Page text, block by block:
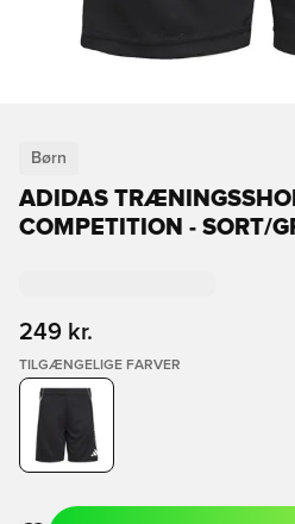
Børn
ADIDAS
COMPETITION - SORT/
249 kr.
TILGÆNGELIGE FARVER